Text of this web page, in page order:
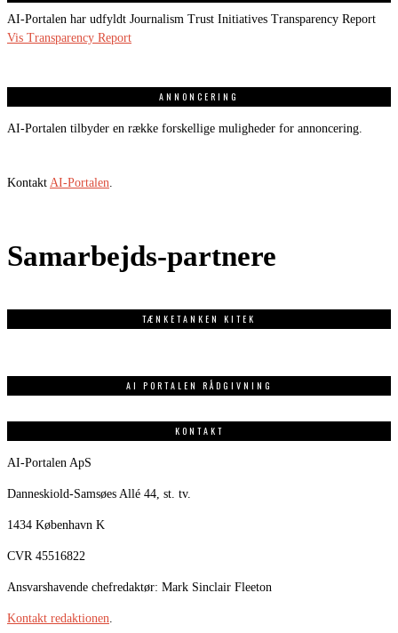
AI-Portalen har udfyldt Journalism Trust Initiatives Transparency Report
Vis Transparency Report
ANNONCERING
AI-Portalen tilbyder en række forskellige muligheder for annoncering.
Kontakt AI-Portalen
Samarbejds-partnere
TÆNKETANKEN KITEK
AI PORTALEN RÅDGIVNING
KONTAKT
AI-Portalen ApS
Danneskiold-Samsøes Allé 44, st. tv.
1434 København K
CVR 45516822
Ansvarshavende chefredaktør: Mark Sinclair Fleeton
Kontakt redaktionen